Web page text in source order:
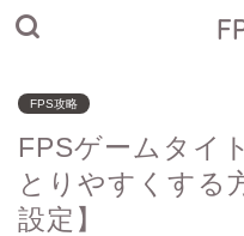
FPS攻略
FPSゲームタイ
とりやすくする
設定】